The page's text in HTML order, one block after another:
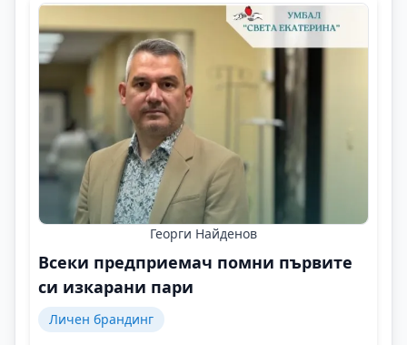
Георги Найденов
Всеки предприемач помни първите
си изкарани пари
Личен брандинг